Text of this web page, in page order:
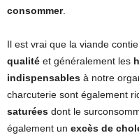
consommer.
Il est vrai que la viande
qualité et généralement les
indispensables à notre
charcuterie sont également
saturées dont le
également un excès de